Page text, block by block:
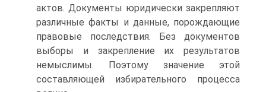
актов. Документы юридически закрепляют
различные факты и данные, порождающие
правовые последствия. Без документов
выборы и закрепление их результатов
немыслимы. Поэтому значение этой
составляющей избирательного процесса